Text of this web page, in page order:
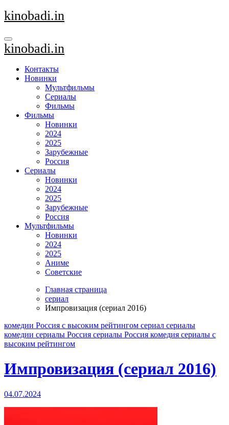
Перейти
к
kinobadi.in
kinobadi.in
Контакты
Новинки
Мультфильмы
Сериалы
Фильмы
Фильмы
Новинки
2024
2025
Зарубежные
Россия
Сериалы
Новинки
2024
2025
Зарубежные
Россия
Мультфильмы
Новинки
2024
2025
Аниме
Советские
Главная страница
сериал
Импровизация (сериал 2016)
комедии Россия с высоким рейтингом сериал сериалы
комедии сериалы Россия сериалы Россия комедия сериалы с
высоким рейтингом
Импровизация (сериал 2016)
04.07.2024